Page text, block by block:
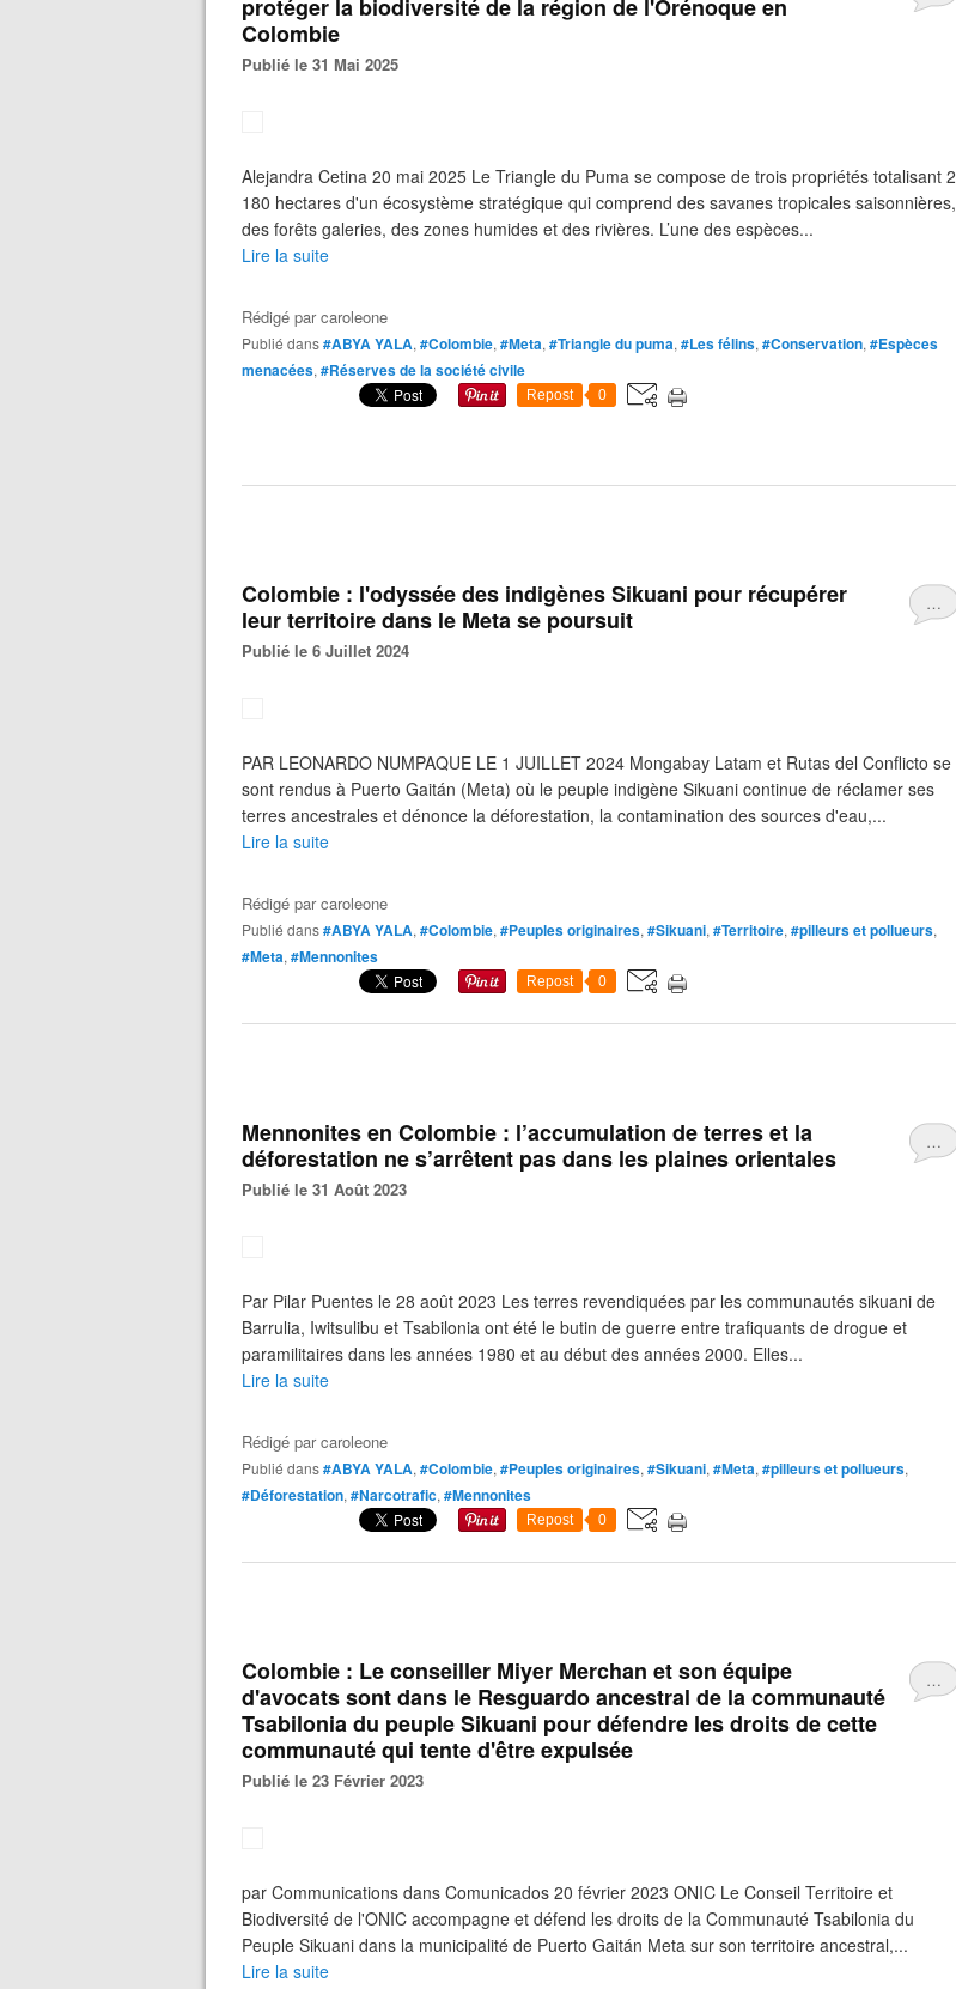
protéger la biodiversité de la région de l'Orénoque en
Colombie
Publié le 31 Mai 2025
Alejandra Cetina 20 mai 2025 Le Triangle du Puma se compose de trois propriétés totalisant 2
180 hectares d'un écosystème stratégique qui comprend des savanes tropicales saisonnières,
des forêts galeries, des zones humides et des rivières. L’une des espèces...
Lire la suite
Rédigé parcaroleone
Publié dans#ABYA YALA, #Colombie, #Meta, #Triangle du puma, #Les félins, #Conservation, #Espèces
menacées, #Réserves de la société civile
Repost 0
…
Colombie : l'odyssée des indigènes Sikuani pour récupérer
leur territoire dans le Meta se poursuit
Publié le 6 Juillet 2024
PAR LEONARDO NUMPAQUE LE 1 JUILLET 2024 Mongabay Latam et Rutas del Conflicto se
sont rendus à Puerto Gaitán (Meta) où le peuple indigène Sikuani continue de réclamer ses
terres ancestrales et dénonce la déforestation, la contamination des sources d'eau,...
Lire la suite
Rédigé parcaroleone
Publié dans#ABYA YALA, #Colombie, #Peuples originaires, #Sikuani, #Territoire, #pilleurs et pollueurs,
#Meta, #Mennonites
Repost 0
…
Mennonites en Colombie : l’accumulation de terres et la
déforestation ne s’arrêtent pas dans les plaines orientales
Publié le 31 Août 2023
Par Pilar Puentes le 28 août 2023 Les terres revendiquées par les communautés sikuani de
Barrulia, Iwitsulibu et Tsabilonia ont été le butin de guerre entre trafiquants de drogue et
paramilitaires dans les années 1980 et au début des années 2000. Elles...
Lire la suite
Rédigé parcaroleone
Publié dans#ABYA YALA, #Colombie, #Peuples originaires, #Sikuani, #Meta, #pilleurs et pollueurs,
#Déforestation, #Narcotrafic, #Mennonites
Repost 0
…
Colombie : Le conseiller Miyer Merchan et son équipe
d'avocats sont dans le Resguardo ancestral de la communauté
Tsabilonia du peuple Sikuani pour défendre les droits de cette
communauté qui tente d'être expulsée
Publié le 23 Février 2023
par Communications dans Comunicados 20 février 2023 ONIC Le Conseil Territoire et
Biodiversité de l'ONIC accompagne et défend les droits de la Communauté Tsabilonia du
Peuple Sikuani dans la municipalité de Puerto Gaitán Meta sur son territoire ancestral,...
Lire la suite